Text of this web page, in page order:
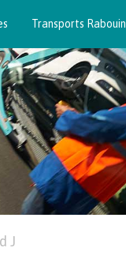
Transports Rabouin
J